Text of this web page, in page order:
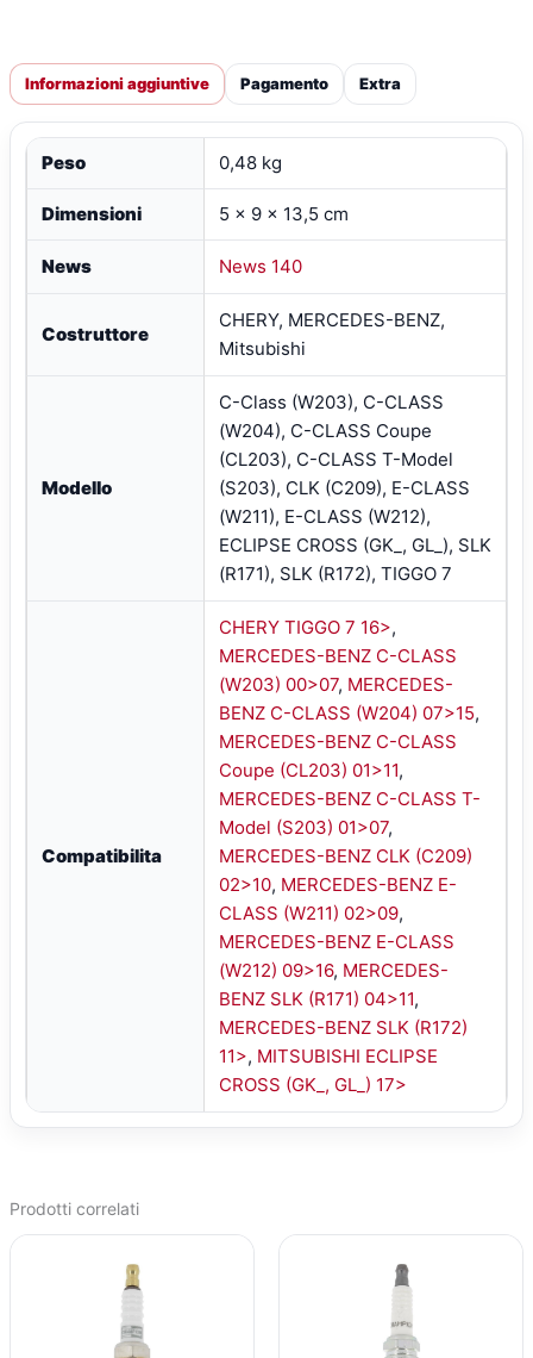
Informazioni aggiuntive Pagamento Extra
Peso 0,48 kg
Dimensioni 5 × 9 × 13,5 cm
News News 140
Costruttore
CHERY, MERCEDES-BENZ,
Mitsubishi
Modello
C-Class (W203), C-CLASS
(W204), C-CLASS Coupe
(CL203), C-CLASS T-Model
(S203), CLK (C209), E-CLASS
(W211), E-CLASS (W212),
ECLIPSE CROSS (GK_, GL_), SLK
(R171), SLK (R172), TIGGO 7
Compatibilita
CHERY TIGGO 7 16>,
MERCEDES-BENZ C-CLASS
(W203) 00>07, MERCEDES-
BENZ C-CLASS (W204) 07>15,
MERCEDES-BENZ C-CLASS
Coupe (CL203) 01>11,
MERCEDES-BENZ C-CLASS T-
Model (S203) 01>07,
MERCEDES-BENZ CLK (C209)
02>10, MERCEDES-BENZ E-
CLASS (W211) 02>09,
MERCEDES-BENZ E-CLASS
(W212) 09>16, MERCEDES-
BENZ SLK (R171) 04>11,
MERCEDES-BENZ SLK (R172)
11>, MITSUBISHI ECLIPSE
CROSS (GK_, GL_) 17>
Prodotti correlati
PREZZO
ORIGINALE
PREZZO
ORIGINALE
€87,23.